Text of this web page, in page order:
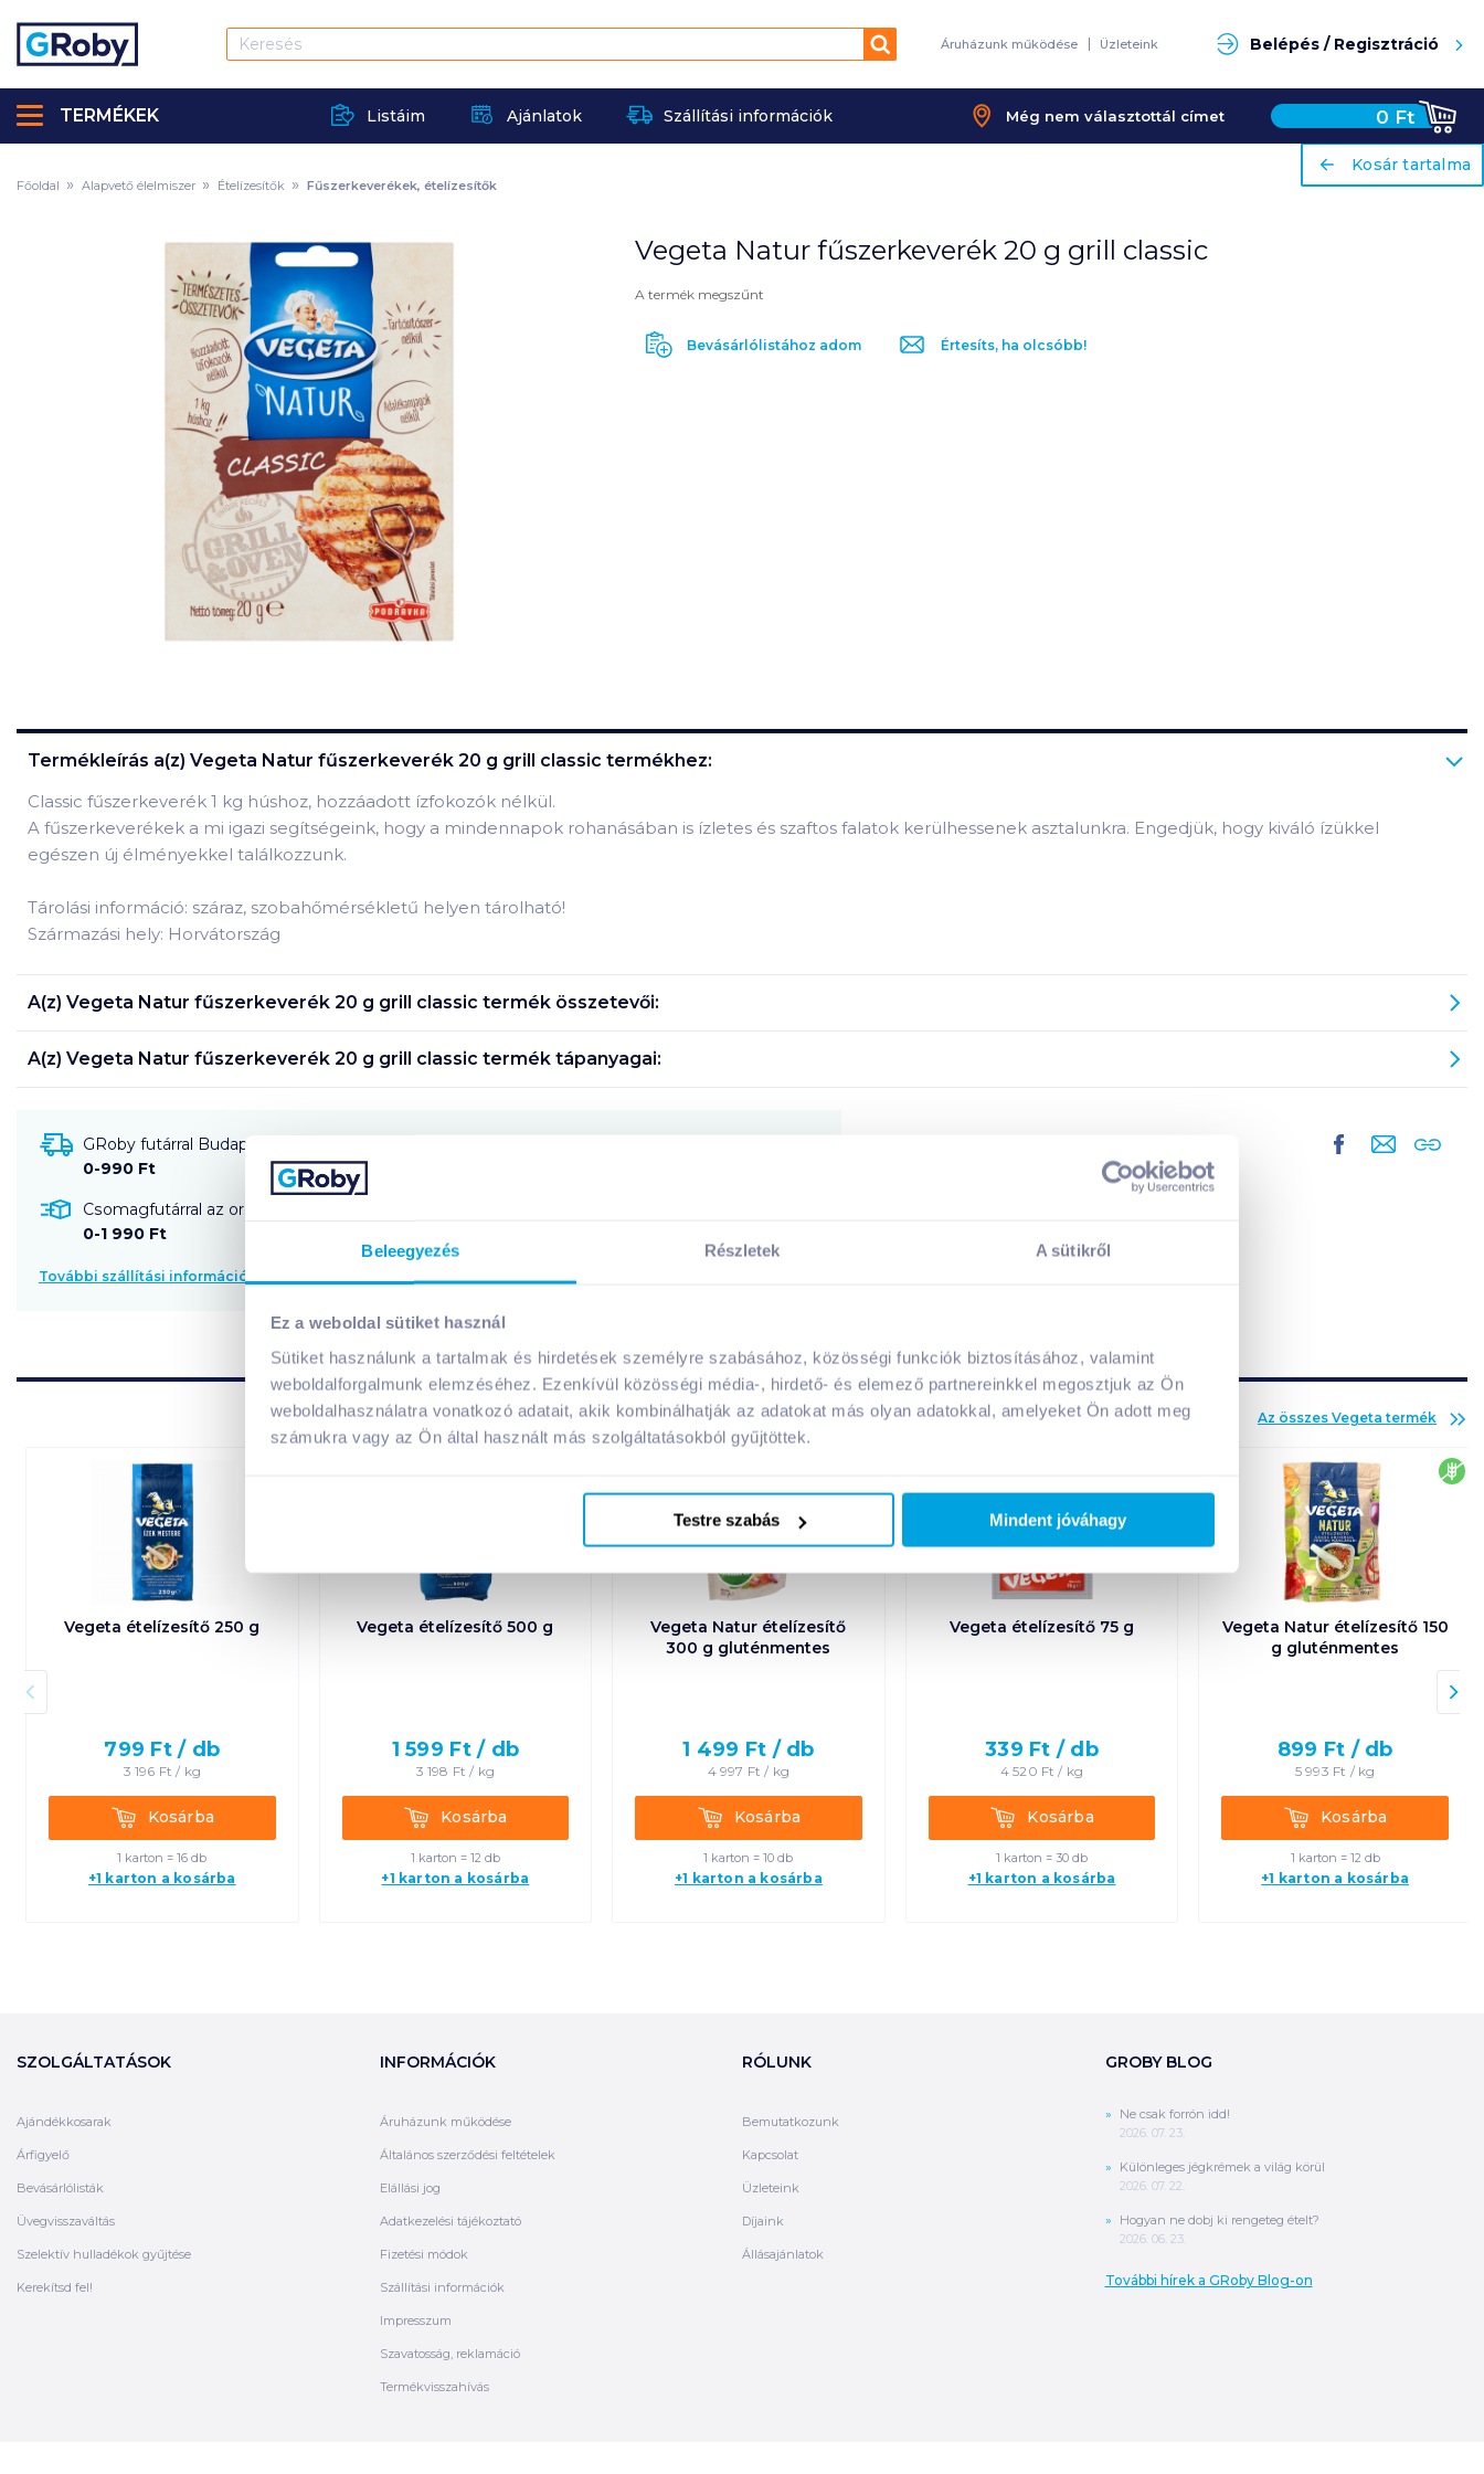
Beleegyezés Részletek A sütikről
Ez a weboldal sütiket használ
Sütiket használunk a tartalmak és hirdetések személyre szabásához, közösségi funkciók biztosításához, valamint
weboldalforgalmunk elemzéséhez. Ezenkívül közösségi média-, hirdető- és elemező partnereinkkel megosztjuk az Ön
weboldalhasználatra vonatkozó adatait, akik kombinálhatják az adatokat más olyan adatokkal, amelyeket Ön adott meg
számukra vagy az Ön által használt más szolgáltatásokból gyűjtöttek.
Testre szabás Mindent jóváhagy
Keresés Áruházunk működése Üzleteink Belépés / Regisztráció
Listáim Ajánlatok Szállítási információk Még nem választottál címet 0 Ft
TERMÉKEK
ariaLabel
Kosár tartalma
A kosarad jelenleg üres.
Főoldal Alapvető élelmiszer Ételízesítők Fűszerkeverékek, ételízesítők
Vegeta Natur fűszerkeverék 20 g grill classic
A termék megszűnt
Bevásárlólistához adom Értesíts, ha olcsóbb!
Termékleírás a(z) Vegeta Natur fűszerkeverék 20 g grill classic termékhez:
Classic fűszerkeverék 1 kg húshoz, hozzáadott ízfokozók nélkül.
A fűszerkeverékek a mi igazi segítségeink, hogy a mindennapok rohanásában is ízletes és szaftos falatok kerülhessenek asztalunkra. Engedjük, hogy kiváló ízükkel
egészen új élményekkel találkozzunk.
Tárolási információ: száraz, szobahőmérsékletű helyen tárolható!
Származási hely: Horvátország
A(z) Vegeta Natur fűszerkeverék 20 g grill classic termék összetevői:
A(z) Vegeta Natur fűszerkeverék 20 g grill classic termék tápanyagai:
GRoby futárral Budapestre és környékére szállítható
0-990 Ft
Csomagfutárral az ország egész területére szállítható!
0-1 990 Ft
További szállítási információk
A márka további termékei
Az összes Vegeta termék
Vegeta ételízesítő 250 g
799 Ft / db
3 196 Ft / kg
KosárbaKosárba
1 karton = 16 db
+1 karton a kosárba
Vegeta ételízesítő 500 g
1 599 Ft / db
3 198 Ft / kg
KosárbaKosárba
1 karton = 12 db
+1 karton a kosárba
Vegeta Natur ételízesítő
300 g gluténmentes
1 499 Ft / db
4 997 Ft / kg
KosárbaKosárba
1 karton = 10 db
+1 karton a kosárba
Vegeta ételízesítő 75 g
339 Ft / db
4 520 Ft / kg
KosárbaKosárba
1 karton = 30 db
+1 karton a kosárba
Vegeta Natur ételízesítő 150
g gluténmentes
899 Ft / db
5 993 Ft / kg
KosárbaKosárba
1 karton = 12 db
+1 karton a kosárba
SZOLGÁLTATÁSOK
Ajándékkosarak
Árfigyelő
Bevásárlólisták
Üvegvisszaváltás
Szelektív hulladékok gyűjtése
Kerekítsd fel!
INFORMÁCIÓK
Áruházunk működése
Általános szerződési feltételek
Elállási jog
Adatkezelési tájékoztató
Fizetési módok
Szállítási információk
Impresszum
Szavatosság, reklamáció
Termékvisszahívás
RÓLUNK
Bemutatkozunk
Kapcsolat
Üzleteink
Díjaink
Állásajánlatok
GROBY BLOG
Ne csak forrón idd!
2026. 07. 23.
Különleges jégkrémek a világ körül
2026. 07. 22.
Hogyan ne dobj ki rengeteg ételt?
2026. 06. 23.
További hírek a GRoby Blog-on